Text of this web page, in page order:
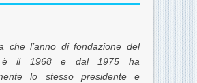
che l’anno di fondazione del
è il 1968 e dal 1975 ha
lo stesso presidente e